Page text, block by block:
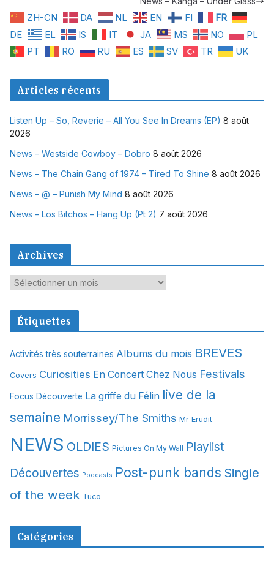
ZH-CN DA NL EN FI
FR
DE
EL IS IT JA MS NO
PL
PT
RO RU ES SV TR UK
Articles récents
Listen Up – So, Reverie – All You See In Dreams (EP) 8 août
2026
News – Westside Cowboy – Dobro 8 août 2026
News – The Chain Gang of 1974 – Tired To Shine 8 août 2026
News – @ – Punish My Mind 8 août 2026
News – Los Bitchos – Hang Up (Pt 2) 7 août 2026
Archives
A
c
v
e
Étiquettes
Activités très souterraines Albums du mois BREVES
Covers Curiosities En Concert Chez Nous Festivals
Focus Découverte La griffe du Félin live de la
semaine Morrissey/The Smiths Mr Erudit
NEWS OLDIES Pictures On My Wall Playlist
Découvertes Podcasts Post-punk bands Single
of the week Tuco
Catégories